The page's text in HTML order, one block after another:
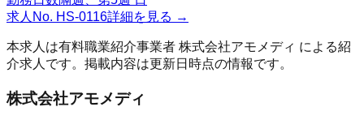
求人No. HS-0116詳細を見る →
本求人は有料職業紹介事業者 株式会社アモメディ による紹
介求人です。掲載内容は更新日時点の情報です。
株式会社アモメディ